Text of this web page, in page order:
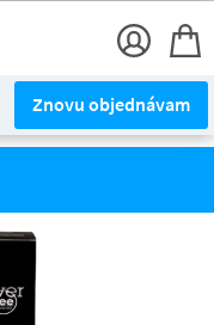
Znovu objednávam